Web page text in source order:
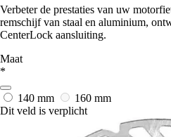
Verbeter de prestaties van uw
remschijf van staal en aluminium,
CenterLock aansluiting.
Maat
*
140 mm
160 mm
Dit veld is verplicht